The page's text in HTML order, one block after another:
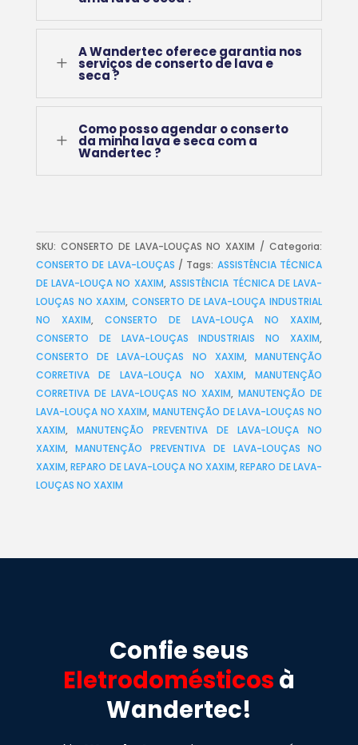
L
A Wandertec oferece garantia nos
serviços de conserto de lava e
seca ?
L
Como posso agendar o conserto
da minha lava e seca com a
Wandertec ?
SKU: CONSERTO DE LAVA-LOUÇAS NO XAXIM
Categoria:
CONSERTO DE LAVA-LOUÇAS
Tags: ASSISTÊNCIA TÉCNICA
DE LAVA-LOUÇA NO XAXIM,ASSISTÊNCIA TÉCNICA DE LAVA-
LOUÇAS NO XAXIM, CONSERTO DE LAVA-LOUÇA INDUSTRIAL
NO XAXIM, CONSERTO DE LAVA-LOUÇA NO XAXIM,
CONSERTO DE LAVA-LOUÇAS INDUSTRIAIS NO XAXIM,
CONSERTO DE LAVA-LOUÇAS NO XAXIM,MANUTENÇÃO
CORRETIVA DE LAVA-LOUÇA NO XAXIM,MANUTENÇÃO
CORRETIVA DE LAVA-LOUÇAS NO XAXIM,MANUTENÇÃO DE
LAVA-LOUÇA NO XAXIM, MANUTENÇÃO DE LAVA-LOUÇAS NO
XAXIM, MANUTENÇÃO PREVENTIVA DE LAVA-LOUÇA NO
XAXIM,MANUTENÇÃO PREVENTIVA DE LAVA-LOUÇAS NO
XAXIM,REPARO DE LAVA-LOUÇA NO XAXIM,REPARO DE LAVA-
LOUÇAS NO XAXIM
Confie seus
Eletrodomésticos à
Wandertec!